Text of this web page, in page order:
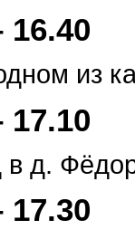
16.40
из
17.10
в д.
17.30